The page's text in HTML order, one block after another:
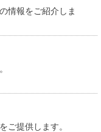
情報をご紹介しま
ご提供します。